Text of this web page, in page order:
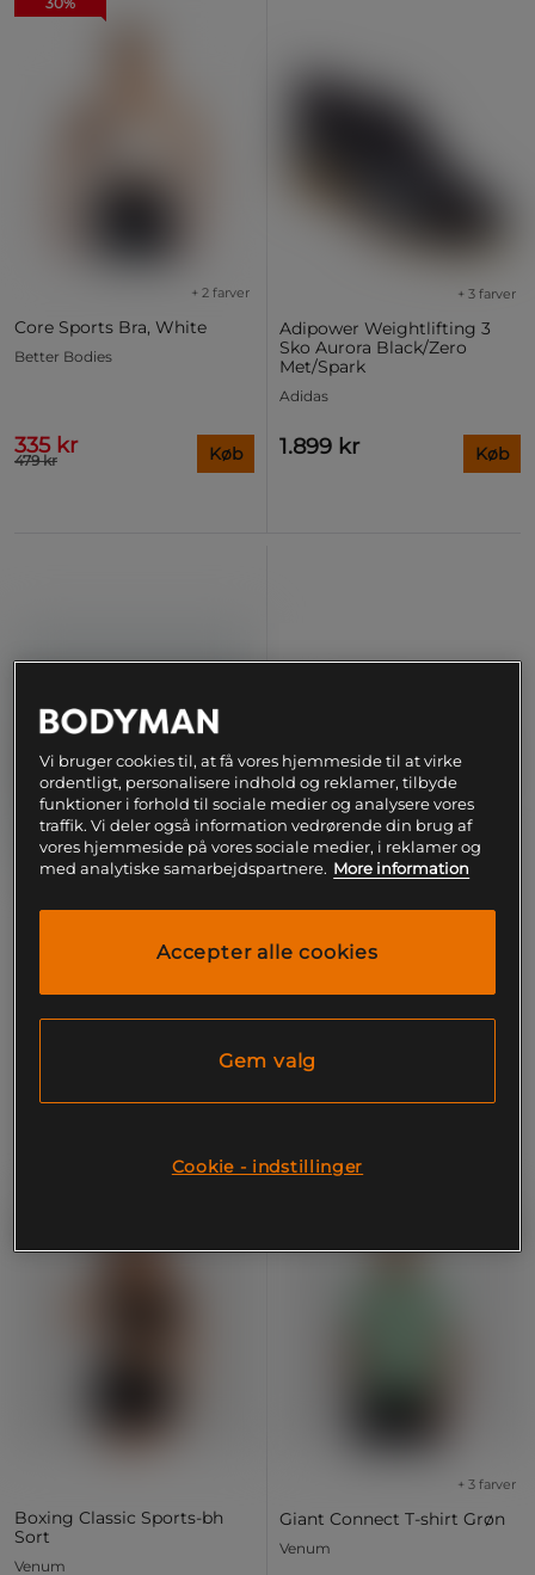
Core Sports Bra, White
+ 2 farver
Better Bodies
335 kr
479 kr Køb
Adipower Weightlifting 3
Sko Aurora Black/Zero
Met/Spark
+ 3 farver
Adidas
1.899 kr Køb
Sko Hvid Mørkeblå
Adidas
Boxing Classic Sports-bh
Sort
Venum
OUTLET
Giant Connect T-shirt Grøn
+ 3 farver
Venum
Vi bruger cookies til, at få vores hjemmeside til at virke
ordentligt, personalisere indhold og reklamer, tilbyde
funktioner i forhold til sociale medier og analysere vores
traffik. Vi deler også information vedrørende din brug af
vores hjemmeside på vores sociale medier, i reklamer og
med analytiske samarbejdspartnere. More information
Accepter alle cookies
Gem valg
Cookie - indstillinger